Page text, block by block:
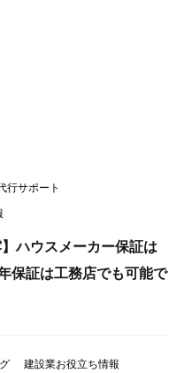
行サポート
】ハウスメーカー保証は
保証は工務店でも可能で
建設業お役立ち情報